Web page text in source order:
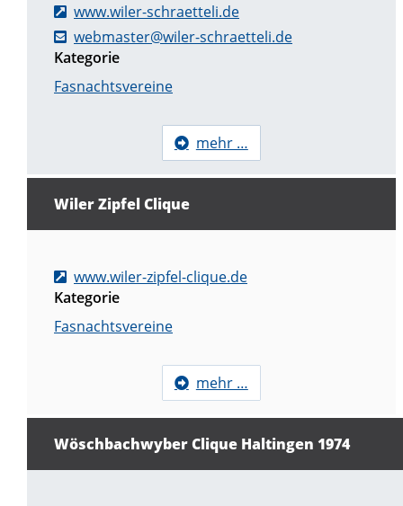
www.wiler-schraetteli.de
webmaster@wiler-schraetteli.de
Kategorie
Fasnachtsvereine
mehr …
Wiler Zipfel Clique
www.wiler-zipfel-clique.de
Kategorie
Fasnachtsvereine
mehr …
Wöschbachwyber Clique Haltingen 1974